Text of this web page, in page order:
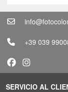
+39 039
SERVICIO AL